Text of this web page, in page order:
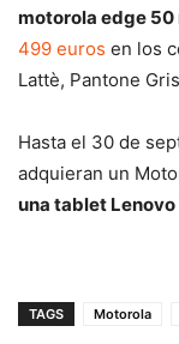
motorola edge 50
499 euros en los
Lattè, Pantone
Hasta el 30 de
adquieran un
una tablet Lenovo
TAGS Motorola